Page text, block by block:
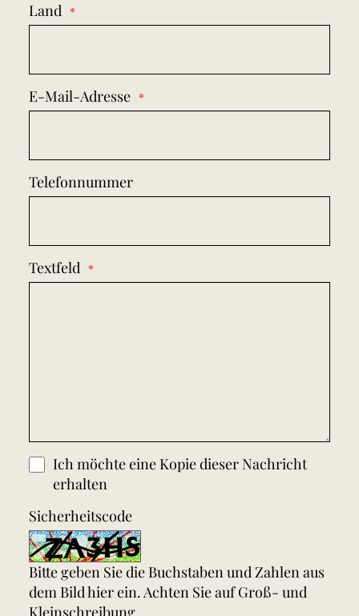
Land
E-Mail-Adresse
Telefonnummer
Textfeld
Ich möchte eine Kopie dieser Nachricht
erhalten
Sicherheitscode
Bitte geben Sie die Buchstaben und Zahlen aus
dem Bild hier ein. Achten Sie auf Groß- und
Kleinschreibung.